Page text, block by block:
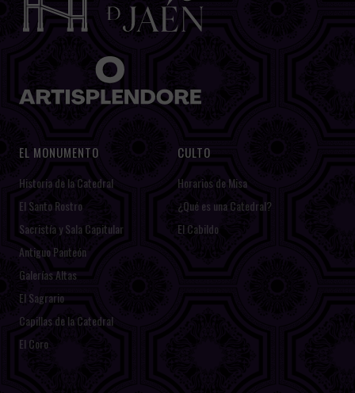
EL MONUMENTO
Historia de la Catedral
El Santo Rostro
Sacristía y Sala Capitular
Antiguo Panteón
Galerías Altas
El Sagrario
Capillas de la Catedral
El Coro
CULTO
Horarios de Misa
¿Qué es una Catedral?
El Cabildo